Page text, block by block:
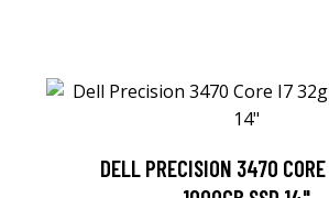
DELL PRECISION 3470